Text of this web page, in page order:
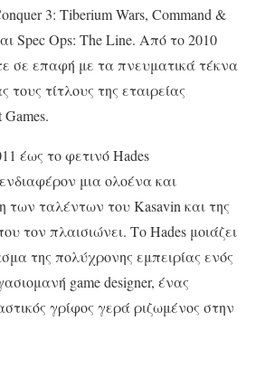
3: Tiberium Wars, Command &
Spec Ops: The Line. Από το 2010
σε επαφή με τα πνευματικά τέκνα
τους τίτλους της εταιρείας
έως το φετινό Hades
μια ολοένα και
των ταλέντων του Kasavin και της
τον πλαισιώνει. Το Hades μοιάζει
της πολύχρονης εμπειρίας ενός
game designer, ένας
γρίφος γερά ριζωμένος στην